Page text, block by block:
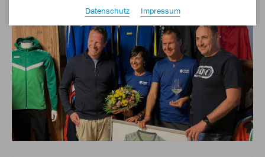
Datenschutz
Impressum